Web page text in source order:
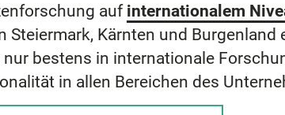
auf internationalem
Steiermark, Kärnten und
bestens in internationale
in allen Bereichen des